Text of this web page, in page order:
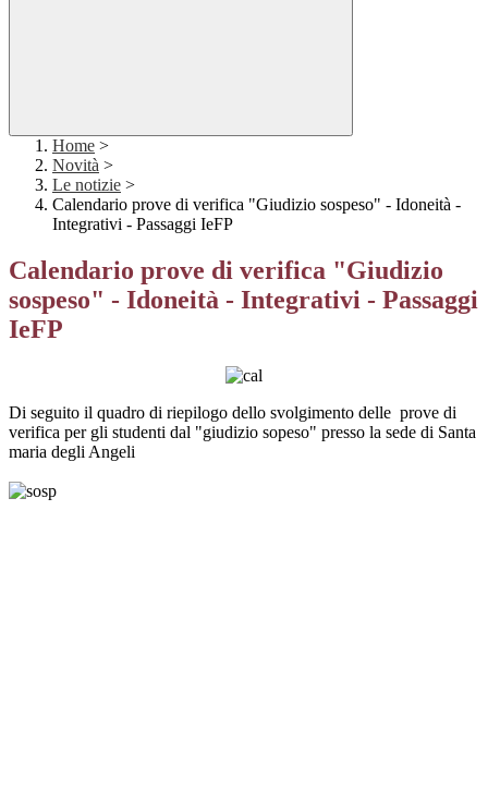
Home >
Novità >
Le notizie >
Calendario prove di verifica "Giudizio sospeso" - Idoneità -
Integrativi - Passaggi IeFP
Calendario prove di verifica "Giudizio
sospeso" - Idoneità - Integrativi - Passaggi
IeFP
Di seguito il quadro di riepilogo dello svolgimento delle prove di
verifica per gli studenti dal "giudizio sopeso" presso la sede di Santa
maria degli Angeli